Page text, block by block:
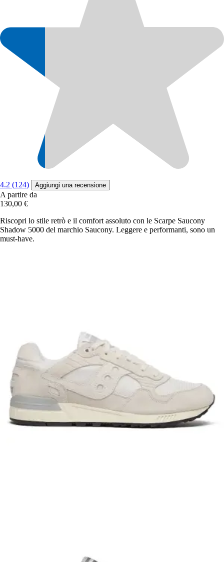
4.2 (124) Aggiungi una recensione
A partire da
130,00 €
Riscopri lo stile retrò e il comfort assoluto con le Scarpe Saucony
Shadow 5000 del marchio Saucony. Leggere e performanti, sono un
must-have.